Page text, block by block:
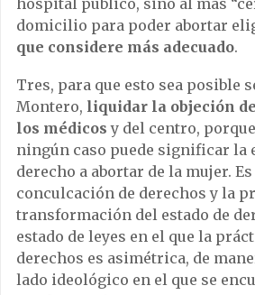
hospital público, sino al más
domicilio para poder abortar
que considere más adecuado.
Tres, para que esto sea posible
Montero, liquidar la objeción
los médicos y del centro,
ningún caso puede significar la
derecho a abortar de la mujer.
conculcación de derechos y la
transformación del estado de
estado de leyes en el que la
derechos es asimétrica, de
lado ideológico en el que se